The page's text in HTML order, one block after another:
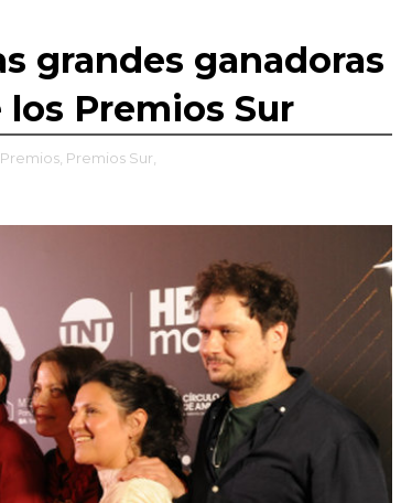
grandes ganadoras
Premios Sur
Premios, Premios Sur,